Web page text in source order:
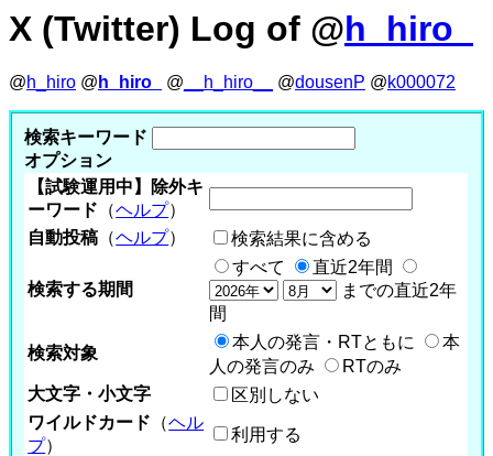
X (Twitter) Log of @h_hiro_
@h_hiro @ h_hiro_ @ __h_hiro__ @dousenP @k000072
検索キーワード
オプション
【試験運用中】除外キ
ーワード （ヘルプ）
自動投稿 （ヘルプ） 検索結果に含める
検索する期間
すべて
直近2年間
までの直近2年
間
検索対象
本人の発言・RTともに
本
人の発言のみ
RTのみ
大文字・小文字
区別しない
ワイルドカード （ヘル
プ）
利用する